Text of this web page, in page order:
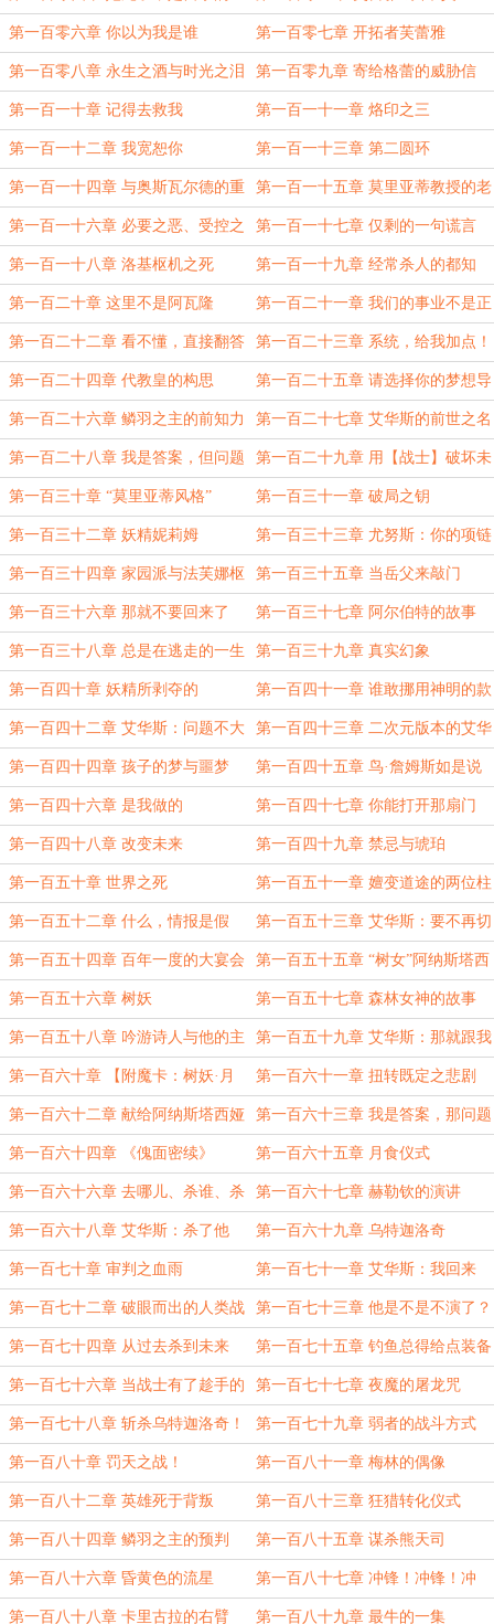
蒂
第一百零六章 你以为我是谁 第一百零七章 开拓者芙蕾雅
第一百零八章 永生之酒与时光之泪 第一百零九章 寄给格蕾的威胁信
第一百一十章 记得去救我 第一百一十一章 烙印之三
第一百一十二章 我宽恕你 第一百一十三章 第二圆环
第一百一十四章 与奥斯瓦尔德的重
逢
第一百一十五章 莫里亚蒂教授的老
师
第一百一十六章 必要之恶、受控之
火
第一百一十七章 仅剩的一句谎言
第一百一十八章 洛基枢机之死 第一百一十九章 经常杀人的都知
道……
第一百二十章 这里不是阿瓦隆 第一百二十一章 我们的事业不是正
义的
第一百二十二章 看不懂，直接翻答
案吧
第一百二十三章 系统，给我加点！
第一百二十四章 代教皇的构思 第一百二十五章 请选择你的梦想导
师
第一百二十六章 鳞羽之主的前知力 第一百二十七章 艾华斯的前世之名
第一百二十八章 我是答案，但问题
是什么？
第一百二十九章 用【战士】破坏未
来
第一百三十章 “莫里亚蒂风格” 第一百三十一章 破局之钥
第一百三十二章 妖精妮莉姆 第一百三十三章 尤努斯：你的项链
有点眼熟
第一百三十四章 家园派与法芙娜枢
机
第一百三十五章 当岳父来敲门
第一百三十六章 那就不要回来了 第一百三十七章 阿尔伯特的故事
第一百三十八章 总是在逃走的一生 第一百三十九章 真实幻象
第一百四十章 妖精所剥夺的 第一百四十一章 谁敢挪用神明的款
项？
第一百四十二章 艾华斯：问题不大 第一百四十三章 二次元版本的艾华
斯
第一百四十四章 孩子的梦与噩梦 第一百四十五章 鸟·詹姆斯如是说
道
第一百四十六章 是我做的 第一百四十七章 你能打开那扇门
第一百四十八章 改变未来 第一百四十九章 禁忌与琥珀
第一百五十章 世界之死 第一百五十一章 嬗变道途的两位柱
神
第一百五十二章 什么，情报是假
的？
第一百五十三章 艾华斯：要不再切
一块
第一百五十四章 百年一度的大宴会 第一百五十五章 “树女”阿纳斯塔西
娅
第一百五十六章 树妖 第一百五十七章 森林女神的故事
第一百五十八章 吟游诗人与他的主
角
第一百五十九章 艾华斯：那就跟我
走吧
第一百六十章 【附魔卡：树妖·月
灵】
第一百六十一章 扭转既定之悲剧
第一百六十二章 献给阿纳斯塔西娅
的歌
第一百六十三章 我是答案，那问题
是什么
第一百六十四章 《傀面密续》 第一百六十五章 月食仪式
第一百六十六章 去哪儿、杀谁、杀
几个？
第一百六十七章 赫勒钦的演讲
第一百六十八章 艾华斯：杀了他
们！
第一百六十九章 乌特迦洛奇
第一百七十章 审判之血雨 第一百七十一章 艾华斯：我回来
了！
第一百七十二章 破眼而出的人类战
士
第一百七十三章 他是不是不演了？
第一百七十四章 从过去杀到未来 第一百七十五章 钓鱼总得给点装备
吧
第一百七十六章 当战士有了趁手的
武器
第一百七十七章 夜魔的屠龙咒
第一百七十八章 斩杀乌特迦洛奇！ 第一百七十九章 弱者的战斗方式
第一百八十章 罚天之战！ 第一百八十一章 梅林的偶像
第一百八十二章 英雄死于背叛 第一百八十三章 狂猎转化仪式
第一百八十四章 鳞羽之主的预判 第一百八十五章 谋杀熊天司
第一百八十六章 昏黄色的流星 第一百八十七章 冲锋！冲锋！冲
锋！
第一百八十八章 卡里古拉的右臂 第一百八十九章 最牛的一集